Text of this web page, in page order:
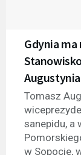
Gdynia
Tomasz
sanepidu, a
w Sopocie,